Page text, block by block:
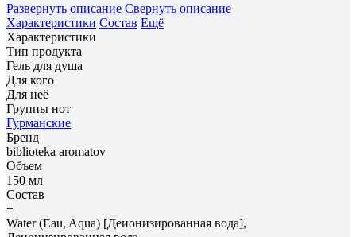
Развернуть описание Свернуть описание
Характеристики Состав Ещё
Характеристики
Тип продукта
Гель для душа
Для кого
Для неё
Группы нот
Гурманские
Бренд
biblioteka aromatov
Объем
150 мл
Состав
+
Water (Eau, Aqua) [Деионизированная вода],